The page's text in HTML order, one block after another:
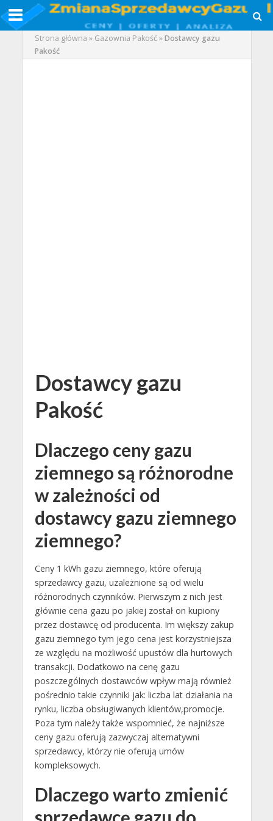
Strona główna » Gazownia Pakość»Dostawcy gazu
Pakość
Dostawcy gazu
Pakość
Dlaczego ceny gazu
ziemnego są różnorodne
w zależności od
dostawcy gazu ziemnego
ziemnego?
Ceny 1 kWh gazu ziemnego, które oferują
sprzedawcy gazu, uzależnione są od wielu
różnorodnych czynników. Pierwszym z nich jest
głównie cena gazu po jakiej został on kupiony
przez dostawcę od producenta. Im większy zakup
gazu ziemnego tym jego cena jest korzystniejsza
ze względu na możliwość upustów dla hurtowych
transakcji. Dodatkowo na cenę gazu
poszczególnych dostawców wpływ mają również
pośrednio takie czynniki jak: liczba lat działania na
rynku, liczba obsługiwanych klientów,promocje.
Poza tym należy także wspomnieć, że najniższe
ceny gazu oferują zazwyczaj alternatywni
sprzedawcy, którzy nie oferują umów
kompleksowych.
Dlaczego warto zmienić